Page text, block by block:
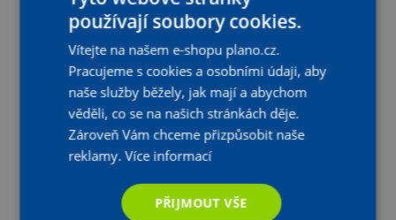
Teleskopický žebřík skládací 3,8m
U Dodavatele
4 286
3 542,27 Kč bez DPH
používají soubory cookies.
Vítejte na našem e-shopu plano.cz.
Pracujeme s cookies a osobními údaji, aby
naše služby běžely, jak mají a abychom
věděli, co se na našich stránkách děje.
Zároveň Vám chceme přizpůsobit naše
reklamy.Více informací
PŘIJMOUT VŠE